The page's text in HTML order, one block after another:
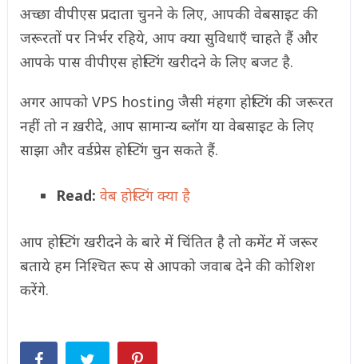
अच्छा वीपीएस प्रदाता चुनने के लिए, आपकी वेबसाइट की
जरूरतों पर निर्भर रहिये, आप क्या सुविधाएँ चाहते हैं और
आपके पास वीपीएस होस्टिंग खरीदने के लिए बजट है.
अगर आपको VPS hosting जैसी मंहगा होस्टिंग की जरूरत
नहीं तो न ख़रीदे, आप सामान्य ब्लॉग या वेबसाइट के लिए
साझा और वर्डप्रेस होस्टिंग चुन सकते हैं.
Read: वेब होस्टिंग क्या है
आप होस्टिंग खरीदने के बारे में चिंतित है तो कमेंट में जरूर
बताये हम निश्चित रूप से आपको जवाब देने की कोशिश
करेंगे.